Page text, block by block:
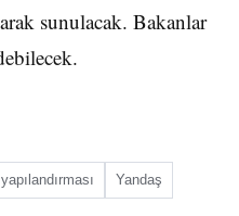
sunulacak. Bakanlar
Yandaş